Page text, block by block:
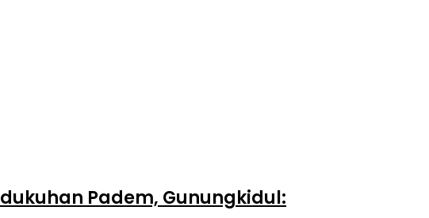
Padem, Gunungkidul: